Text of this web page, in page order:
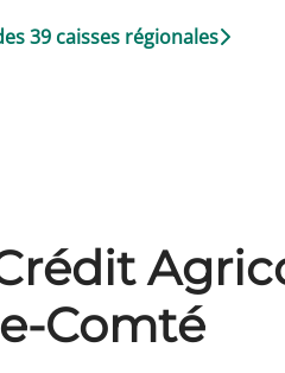
39 caisses régionales
Comté